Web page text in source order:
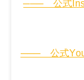
─── 公式
─── 公式